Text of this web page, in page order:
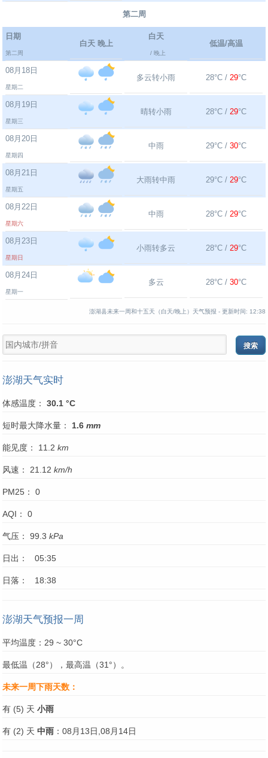
第二周
日期
第二周
白天 晚上
白天
/ 晚上
低温/高温
08月18日
星期二
多云转小雨 28°C / 29°C
08月19日
星期三
晴转小雨 28°C / 29°C
08月20日
星期四
中雨 29°C / 30°C
08月21日
星期五
大雨转中雨 29°C / 29°C
08月22日
星期六
中雨 28°C / 29°C
08月23日
星期日
小雨转多云 28°C / 29°C
08月24日
星期一
多云 28°C / 30°C
澎湖县未来一周和十五天（白天/晚上）天气预报 - 更新时间: 12:38
澎湖天气实时
体感温度： 30.1 °C
短时最大降水量： 1.6 mm
能见度： 11.2 km
风速： 21.12 km/h
PM25： 0
AQI： 0
气压： 99.3 kPa
日出： 05:35
日落： 18:38
澎湖天气预报一周
平均温度：29 ~ 30°C
最低温（28°），最高温（31°）。
未来一周下雨天数：
有 (5) 天 小雨
有 (2) 天 中雨 ：08月13日,08月14日